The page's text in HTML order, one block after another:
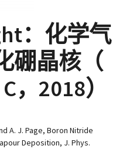
：化学气
硼晶核（
，2018）
A. J. Page, Boron Nitride
Deposition, J. Phys.